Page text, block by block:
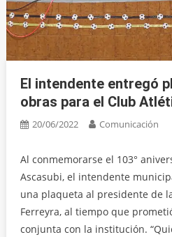
El intendente entregó
obras para el Club
20/06/2022 Comunicación
Al conmemorarse el 103°
Ascasubi, el intendente
una plaqueta al presidente de
Ferreyra, al tiempo que
conjunta con la institución.